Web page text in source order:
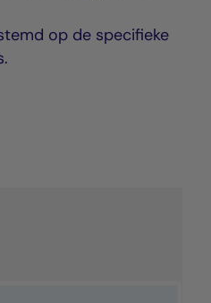
op de specifieke